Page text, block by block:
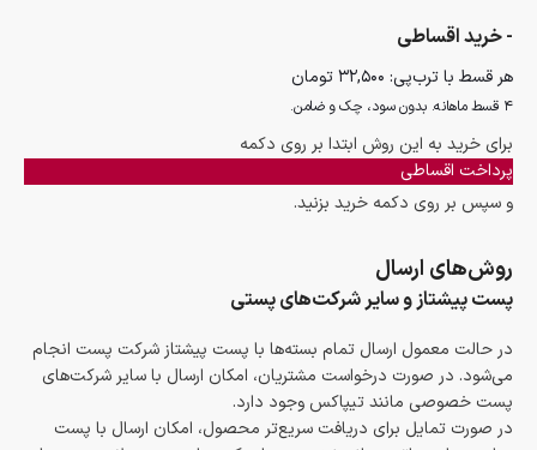
- خرید اقساطی
هر قسط با ترب‌پی: ۳۲,۵۰۰تومان
۴ قسط ماهانه. بدون سود، چک و ضامن.
برای خرید به این روش ابتدا بر روی دکمه
پرداخت اقساطی
و سپس بر روی دکمه خرید بزنید.
روش‌های ارسال
پست پیشتاز و سایر شرکت‌های پستی
در حالت معمول ارسال تمام بسته‌ها با پست پیشتاز شرکت پست انجام
می‌شود. در صورت درخواست مشتریان، امکان ارسال با سایر شرکت‌های
پست خصوصی مانند تیپاکس وجود دارد.
در صورت تمایل برای دریافت سریع‌تر محصول، امکان ارسال با پست